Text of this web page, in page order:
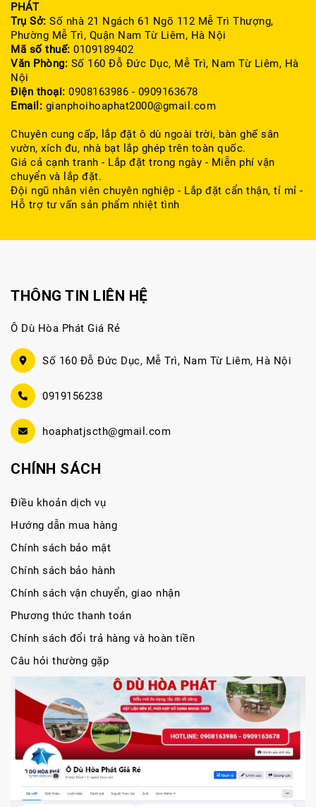
PHÁT
Trụ Sở: Số nhà 21 Ngách 61 Ngõ 112 Mễ Trì Thượng,
Phường Mễ Trì, Quận Nam Từ Liêm, Hà Nội
Mã số thuế: 0109189402
Văn Phòng: Số 160 Đỗ Đức Dục, Mễ Trì, Nam Từ Liêm, Hà
Nội
Điện thoại: 0908163986 - 0909163678
Email: gianphoihoaphat2000@gmail.com
Chuyên cung cấp, lắp đặt ô dù ngoài trời, bàn ghế sân
vườn, xích đu, nhà bạt lắp ghép trên toàn quốc.
Giá cả cạnh tranh - Lắp đặt trong ngày - Miễn phí vận
chuyển và lắp đặt.
Đội ngũ nhân viên chuyên nghiệp - Lắp đặt cẩn thận, tỉ mỉ -
Hỗ trợ tư vấn sản phẩm nhiệt tình
THÔNG TIN LIÊN HỆ
Ô Dù Hòa Phát Giá Rẻ
Số 160 Đỗ Đức Dục, Mễ Trì, Nam Từ Liêm, Hà Nội
0919156238
hoaphatjscth@gmail.com
CHÍNH SÁCH
Điều khoản dịch vụ
Hướng dẫn mua hàng
Chính sách bảo mật
Chính sách bảo hành
Chính sách vận chuyển, giao nhận
Phương thức thanh toán
Chính sách đổi trả hàng và hoàn tiền
Câu hỏi thường gặp